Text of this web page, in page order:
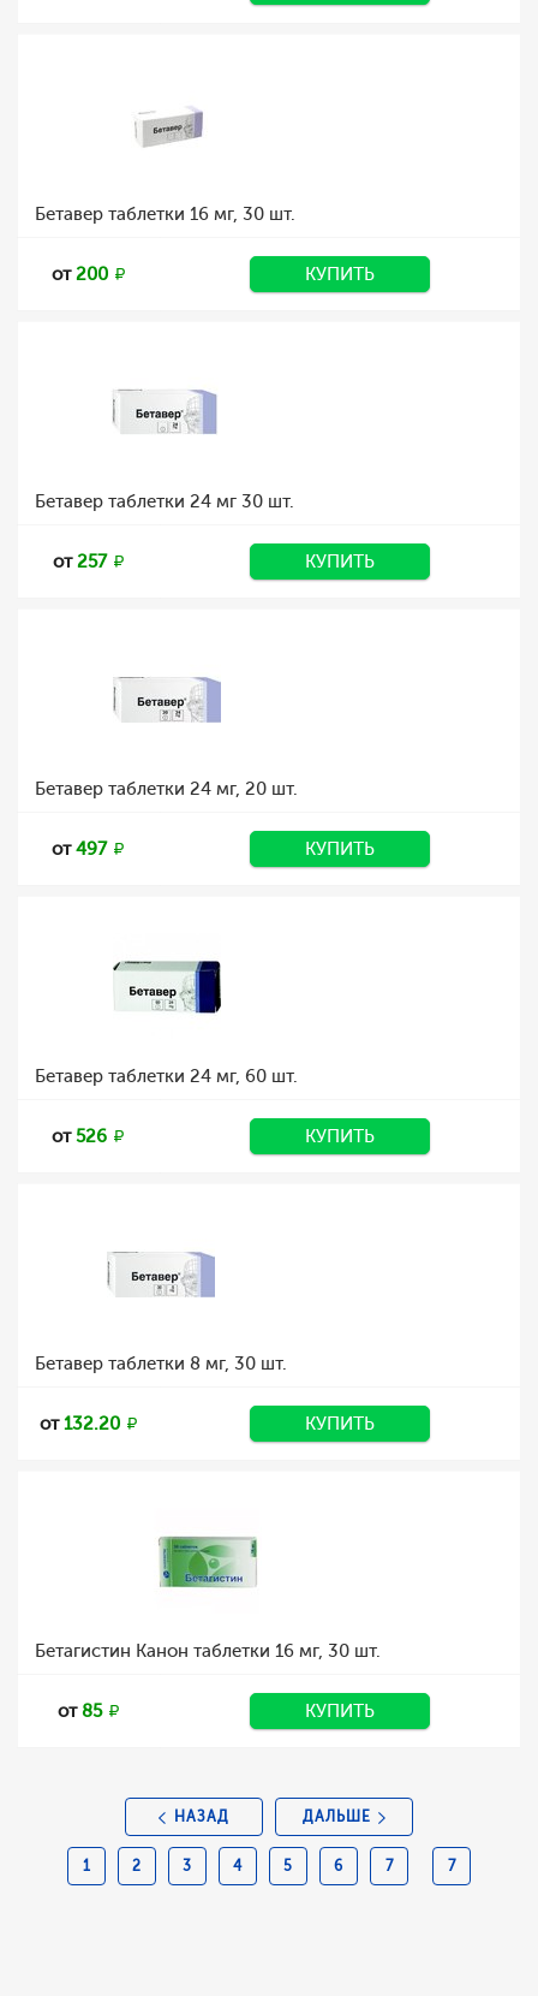
Бетавер таблетки 16 мг, 30 шт.
от200 КУПИТЬ
Бетавер таблетки 24 мг 30 шт.
от257 КУПИТЬ
Бетавер таблетки 24 мг, 20 шт.
от497 КУПИТЬ
Бетавер таблетки 24 мг, 60 шт.
от526 КУПИТЬ
Бетавер таблетки 8 мг, 30 шт.
от132.20 КУПИТЬ
Бетагистин Канон таблетки 16 мг, 30 шт.
от85 КУПИТЬ
НАЗАД
1 2 3 4 5 6 7 7
ДАЛЬШЕ